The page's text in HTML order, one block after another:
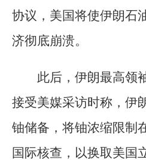
协议，美国将使伊朗石
济彻底崩溃。
此后，伊朗最高领
接受美媒采访时称，伊
铀储备，将铀浓缩限制
国际核查，以换取美国